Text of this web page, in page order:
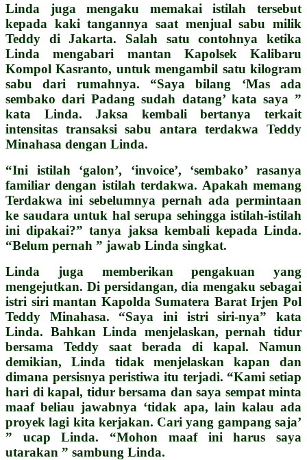
Linda juga mengaku memakai istilah tersebut
kepada kaki tangannya saat menjual sabu milik
Teddy di Jakarta. Salah satu contohnya ketika
Linda mengabari mantan Kapolsek Kalibaru
Kompol Kasranto, untuk mengambil satu kilogram
sabu dari rumahnya. “Saya bilang ‘Mas ada
sembako dari Padang sudah datang’ kata saya ”
kata Linda.Jaksa kembali bertanya terkait
intensitas transaksi sabu antara terdakwa Teddy
Minahasa dengan Linda.
“Ini istilah ‘galon’, ‘invoice’, ‘sembako’ rasanya
familiar dengan istilah terdakwa. Apakah memang
Terdakwa ini sebelumnya pernah ada permintaan
ke saudara untuk hal serupa sehingga istilah-istilah
ini dipakai?” tanya jaksa kembali kepada Linda.
“Belum pernah ” jawab Linda singkat.
Linda juga memberikan pengakuan yang
mengejutkan. Di persidangan, dia mengaku sebagai
istri siri mantan Kapolda Sumatera Barat Irjen Pol
Teddy Minahasa. “Saya ini istri siri-nya” kata
Linda. Bahkan Linda menjelaskan, pernah tidur
bersama Teddy saat berada di kapal. Namun
demikian, Linda tidak menjelaskan kapan dan
dimana persisnya peristiwa itu terjadi. “Kami setiap
hari di kapal, tidur bersama dan saya sempat minta
maaf beliau jawabnya ‘tidak apa, lain kalau ada
proyek lagi kita kerjakan. Cari yang gampang saja’
” ucap Linda. “Mohon maaf ini harus saya
utarakan ” sambung Linda.